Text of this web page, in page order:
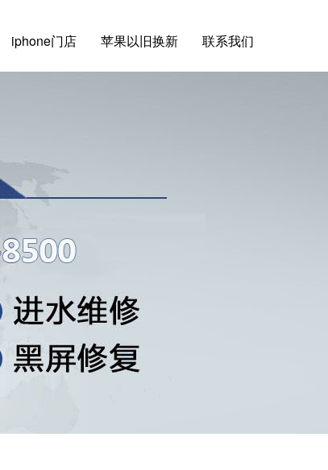
iphone门店 苹果以旧换新 联系我们